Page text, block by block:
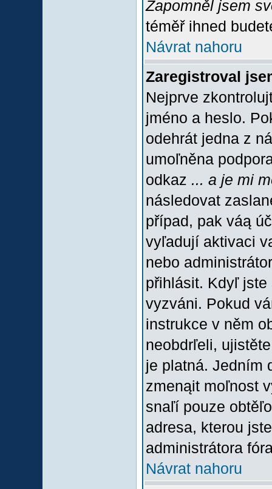
Zapomněl jsem
téměř ihned
Návrat nahoru
Zaregistroval
Nejprve
jméno a heslo.
odehrát jedna z
umoľněna
odkaz ... a je mi
následovat
případ, pak váą
vyľadují aktivaci
nebo
přihlásit. Kdyľ
vyzváni. Pokud
instrukce v něm
neobdrľeli,
je platná. Jedním
zmenąit moľnost
snaľí pouze
adresa, kterou
administrátora
Návrat nahoru